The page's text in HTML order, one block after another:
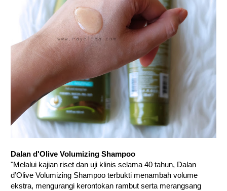
Dalan d'Olive Volumizing Shampoo
"Melalui kajian riset dan uji klinis selama 40 tahun, Dalan
d’Olive Volumizing Shampoo terbukti menambah volume
ekstra, mengurangi kerontokan rambut serta merangsang